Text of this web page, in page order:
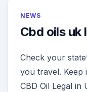
NEWS
Cbd oils uk
Check your
you travel. Keep
CBD Oil Legal in